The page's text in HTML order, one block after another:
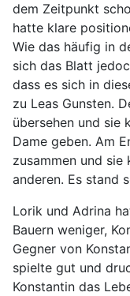
dem Zeitpunkt
hatte klare
Wie das häufig in
sich das Blatt
dass es sich in
zu Leas Gunsten.
übersehen und sie
Dame geben. Am
zusammen und
anderen. Es stand
Lorik und Adrina
Bauern weniger,
Gegner von
spielte gut und
Konstantin das